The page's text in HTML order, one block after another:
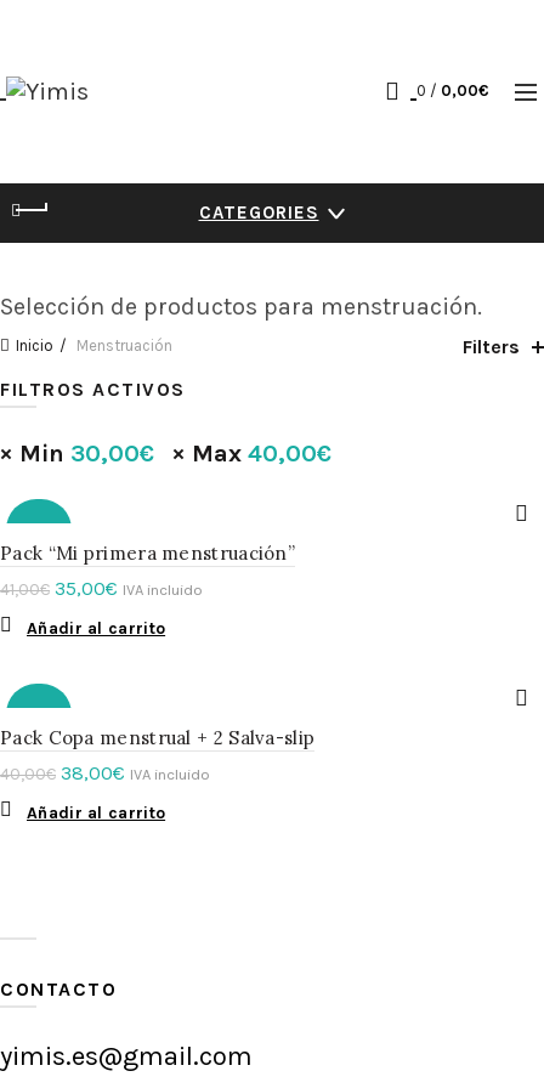
0 / 0,00€
CATEGORIES
Selección de productos para menstruación.
Inicio Menstruación
Filters
FILTROS ACTIVOS
Min 30,00€ Max 40,00€
Pack “Mi primera menstruación”
41,00€ 35,00€ IVA incluido
Añadir al carrito
Pack Copa menstrual + 2 Salva-slip
40,00€ 38,00€ IVA incluido
Añadir al carrito
CONTACTO
yimis.es@gmail.com